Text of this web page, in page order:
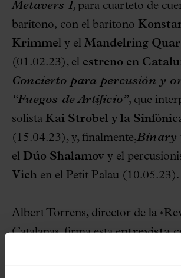
Metavers I, para cuarteto de
barítono, con el barítono
Krimmel y el Mandelring
(01.02.23), el estreno en
Concierto para percusión y
“Fuegos de Artificio”, que
solista Kai Strobel y la
(15.04.23), y, finalmente,Binary
el Dúo Shalamov y el
Vich en el Petit Palau (10.05.23).
Albert Torrens, director de la
Catalana», firma esta entrevista
compositor de la cual
fragmentos. Podéis leer la